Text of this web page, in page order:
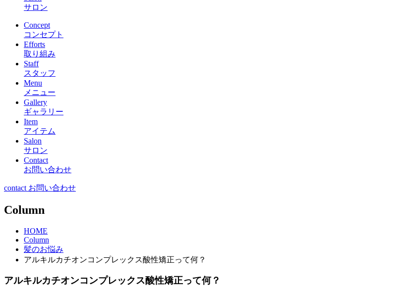
サロン
Concept
コンセプト
Efforts
取り組み
Staff
スタッフ
Menu
メニュー
Gallery
ギャラリー
Item
アイテム
Salon
サロン
Contact
お問い合わせ
contact お問い合わせ
Column
HOME
Column
髪のお悩み
アルキルカチオンコンプレックス酸性矯正って何？
アルキルカチオンコンプレックス酸性矯正って何？